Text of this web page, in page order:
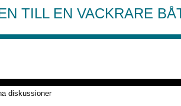
TILL EN VACKRARE
diskussioner